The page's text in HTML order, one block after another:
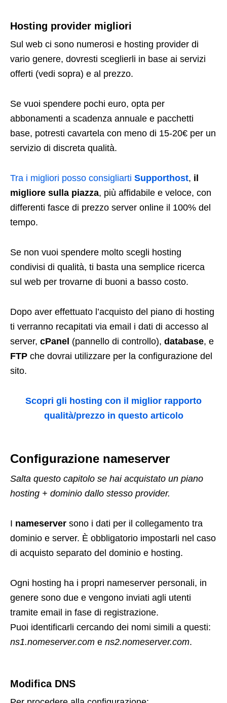
Hosting provider migliori
Sul web ci sono numerosi e hosting provider di
vario genere, dovresti sceglierli in base ai servizi
offerti (vedi sopra) e al prezzo.
Se vuoi spendere pochi euro, opta per
abbonamenti a scadenza annuale e pacchetti
base, potresti cavartela con meno di 15-20€ per un
servizio di discreta qualità.
Tra i migliori posso consigliarti Supporthost, il
migliore sulla piazza, più affidabile e veloce, con
differenti fasce di prezzo server online il 100% del
tempo.
Se non vuoi spendere molto scegli hosting
condivisi di qualità, ti basta una semplice ricerca
sul web per trovarne di buoni a basso costo.
Dopo aver effettuato l’acquisto del piano di hosting
ti verranno recapitati via email i dati di accesso al
server, cPanel (pannello di controllo), database, e
FTP che dovrai utilizzare per la configurazione del
sito.
Scopri gli hosting con il miglior rapporto
qualità/prezzo in questo articolo
Configurazione nameserver
Salta questo capitolo se hai acquistato un piano
hosting + dominio dallo stesso provider.
I nameserver sono i dati per il collegamento tra
dominio e server. È obbligatorio impostarli nel caso
di acquisto separato del dominio e hosting.
Ogni hosting ha i propri nameserver personali, in
genere sono due e vengono inviati agli utenti
tramite email in fase di registrazione.
Puoi identificarli cercando dei nomi simili a questi:
ns1.nomeserver.com e ns2.nomeserver.com.
Modifica DNS